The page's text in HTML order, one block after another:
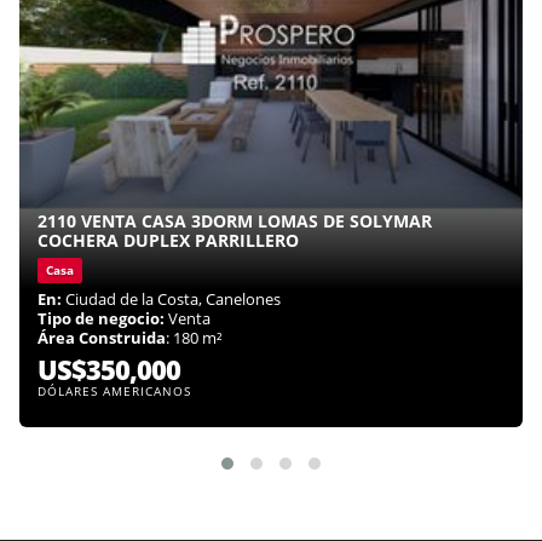
2110 VENTA CASA 3DORM LOMAS DE SOLYMAR
COCHERA DUPLEX PARRILLERO
Casa
En: Ciudad de la Costa, Canelones
Tipo de negocio: Venta
Área Construida: 180 m²
US$350,000
DÓLARES AMERICANOS